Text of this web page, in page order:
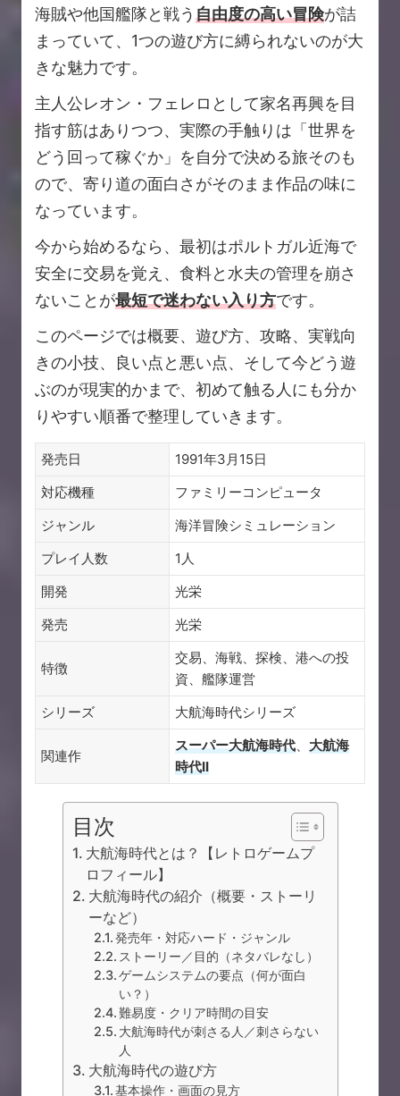
海賊や他国艦隊と戦う自由度の高い冒険が詰
まっていて、1つの遊び方に縛られないのが大
きな魅力です。
主人公レオン・フェレロとして家名再興を目
指す筋はありつつ、実際の手触りは「世界を
どう回って稼ぐか」を自分で決める旅そのも
ので、寄り道の面白さがそのまま作品の味に
なっています。
今から始めるなら、最初はポルトガル近海で
安全に交易を覚え、食料と水夫の管理を崩さ
ないことが最短で迷わない入り方です。
このページでは概要、遊び方、攻略、実戦向
きの小技、良い点と悪い点、そして今どう遊
ぶのが現実的かまで、初めて触る人にも分か
りやすい順番で整理していきます。
発売日
1991年3月15日
対応機種
ファミリーコンピュータ
ジャンル
海洋冒険シミュレーション
プレイ人数
1人
開発
光栄
発売
光栄
特徴
交易、海戦、探検、港への投
資、艦隊運営
シリーズ
大航海時代シリーズ
関連作
スーパー大航海時代、 大航海
時代II
目次
大航海時代とは？【レトロゲームプ
ロフィール】
大航海時代の紹介（概要・ストーリ
ーなど）
発売年・対応ハード・ジャンル
ストーリー／目的（ネタバレなし）
ゲームシステムの要点（何が面白
い？）
難易度・クリア時間の目安
大航海時代が刺さる人／刺さらない
人
大航海時代の遊び方
基本操作・画面の見方